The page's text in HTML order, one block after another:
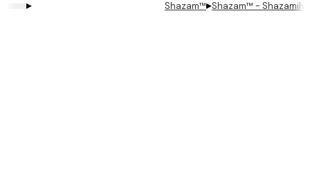
▸ Shazam™▸Shazam™ - Shazamily